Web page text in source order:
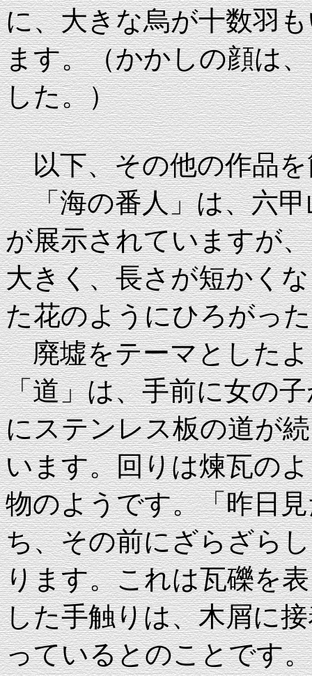
に、大きな烏が十数羽
ます。（かかしの顔は
した。）
以下、その他の作品を
「海の番人」は、六甲
が展示されていますが
大きく、長さが短かく
た花のようにひろがっ
廃墟をテーマとしたよ
「道」は、手前に女の
にステンレス板の道が
います。回りは煉瓦の
物のようです。「昨日
ち、その前にざらざら
ります。これは瓦礫を
した手触りは、木屑に
っているとのことです